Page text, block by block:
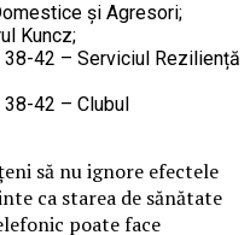
și Agresori;
Kuncz;
38-42 – Serviciul Reziliență
38-42 – Clubul
să nu ignore efectele
ca starea de sănătate
poate face